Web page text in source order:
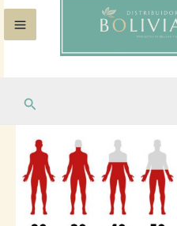
Buscar